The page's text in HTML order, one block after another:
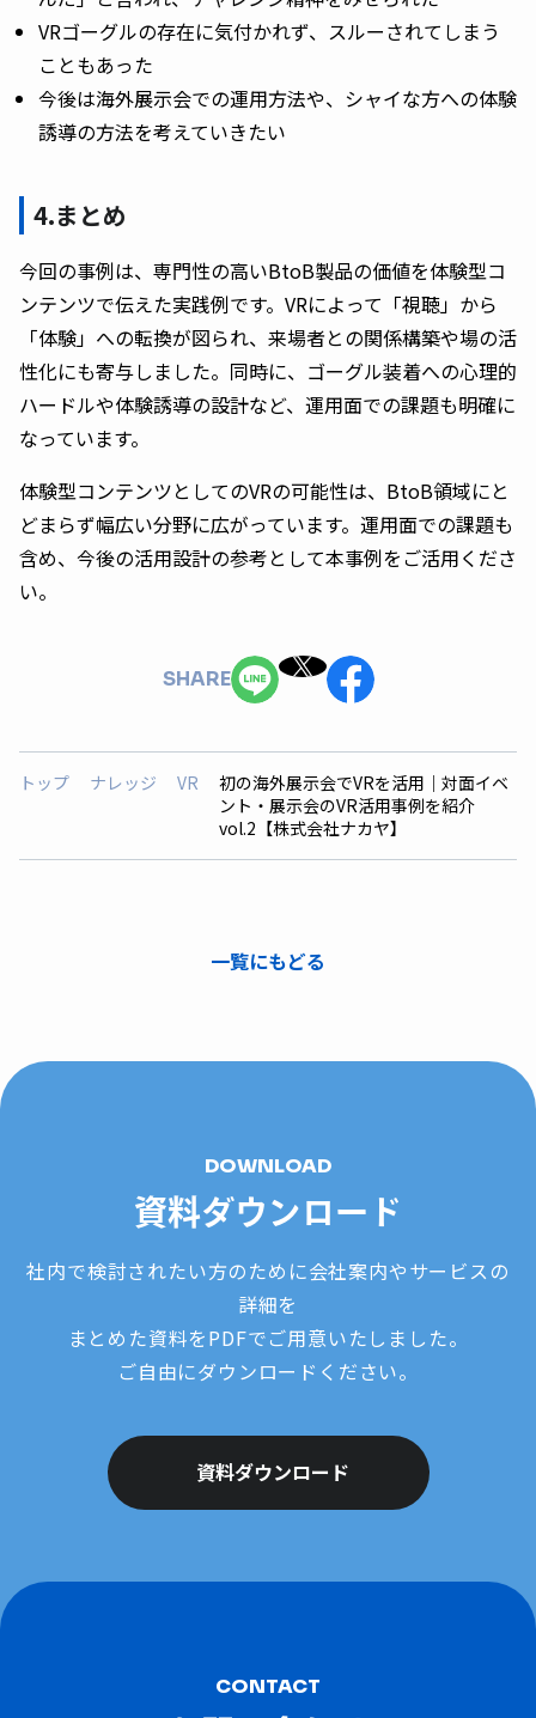
VRゴーグルの存在に気付かれず、スルーされてしまう
こともあった
今後は海外展示会での運用方法や、シャイな方への体験
誘導の方法を考えていきたい
4.まとめ
今回の事例は、専門性の高いBtoB製品の価値を体験型コ
ンテンツで伝えた実践例です。VRによって「視聴」から
「体験」への転換が図られ、来場者との関係構築や場の活
性化にも寄与しました。同時に、ゴーグル装着への心理的
ハードルや体験誘導の設計など、運用面での課題も明確に
なっています。
体験型コンテンツとしてのVRの可能性は、BtoB領域にと
どまらず幅広い分野に広がっています。運用面での課題も
含め、今後の活用設計の参考として本事例をご活用くださ
い。
SHARE
トップ ナレッジ VR
初の海外展示会でVRを活用｜対面イベ
ント・展示会のVR活用事例を紹介
vol.2【株式会社ナカヤ】
一覧にもどる
DOWNLOAD
資料ダウンロード
社内で検討されたい方のために会社案内やサービスの
詳細を
まとめた資料をPDFでご用意いたしました。
ご自由にダウンロードください。
資料ダウンロード
CONTACT